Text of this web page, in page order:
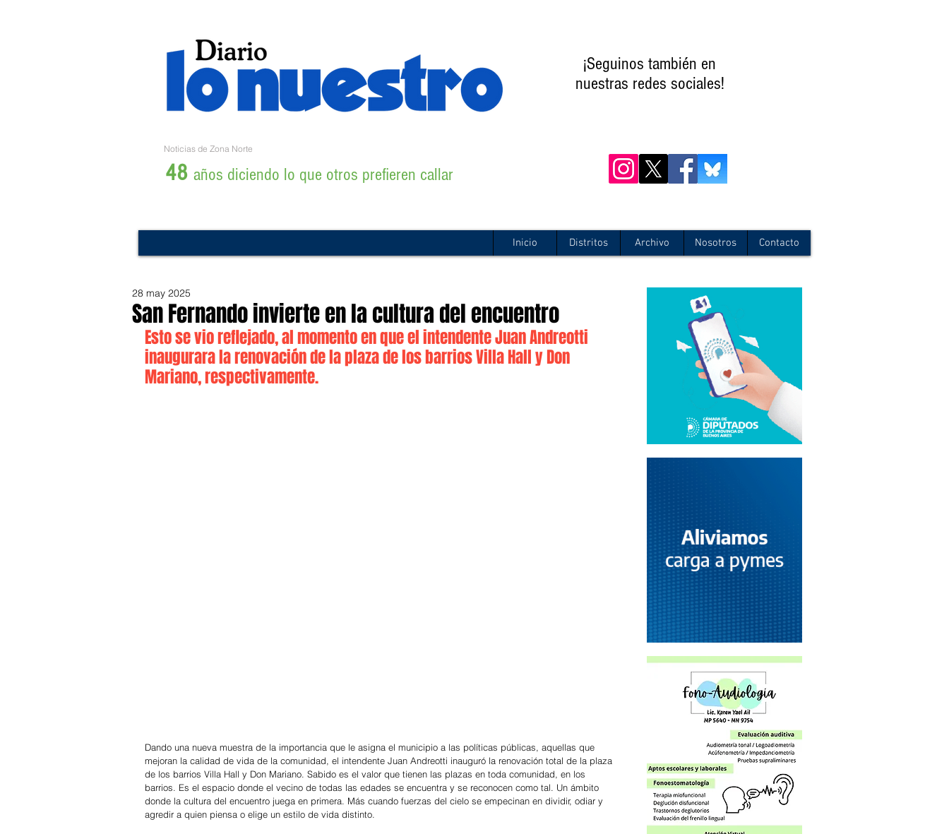
¡Seguinos también en
nuestras redes sociales!
Noticias de Zona Norte
48 años diciendo lo que otros prefieren callar
Inicio Distritos Archivo Nosotros Contacto
San Fernando invierte en la cultura del encuentro
28 may 2025
Esto se vio reflejado, al momento en que el intendente Juan Andreotti
inaugurara la renovación de la plaza de los barrios Villa Hall y Don
Mariano, respectivamente.
Dando una nueva muestra de la importancia que le asigna el municipio a las políticas públicas, aquellas que
mejoran la calidad de vida de la comunidad, el intendente Juan Andreotti inauguró la renovación total de la plaza
de los barrios Villa Hall y Don Mariano. Sabido es el valor que tienen las plazas en toda comunidad, en los
barrios. Es el espacio donde el vecino de todas las edades se encuentra y se reconocen como tal. Un ámbito
donde la cultura del encuentro juega en primera. Más cuando fuerzas del cielo se empecinan en dividir, odiar y
agredir a quien piensa o elige un estilo de vida distinto.